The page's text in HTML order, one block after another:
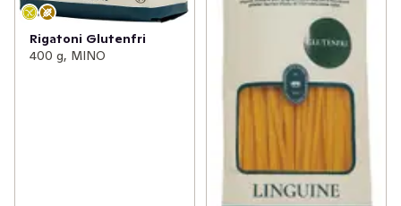
Rigatoni Glutenfri
400 g, MINO